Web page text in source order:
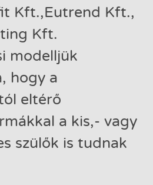
Kft.,Eutrend Kft.,
Kft.
modelljük
hogy a
eltérő
a kis,- vagy
szülők is tudnak